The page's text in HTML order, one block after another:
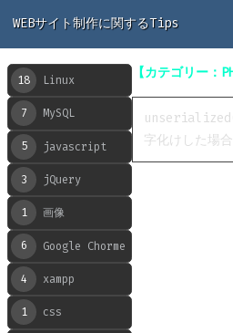
WEBサイト制作に関するTips
18 Linux
7 MySQL
5 javascript
3 jQuery
1 画像
6 Google Chorme
4 xampp
1 css
【カテゴリー：
字化けした場